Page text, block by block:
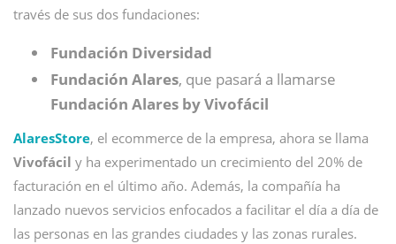
través de sus dos fundaciones:
Fundación Diversidad
Fundación Alares, que pasará a llamarse
Fundación Alares by Vivofácil
AlaresStore, el ecommerce de la empresa, ahora se llama
Vivofácil y ha experimentado un crecimiento del 20% de
facturación en el último año. Además, la compañía ha
lanzado nuevos servicios enfocados a facilitar el día a día de
las personas en las grandes ciudades y las zonas rurales.